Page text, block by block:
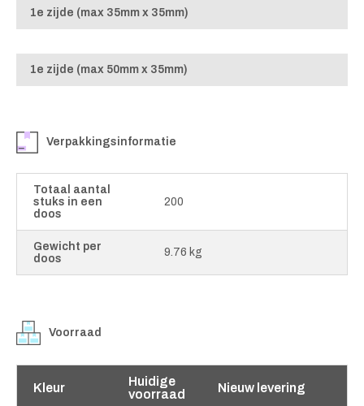
1e zijde (max 35mm x 35mm)
1e zijde (max 50mm x 35mm)
Verpakkingsinformatie
Totaal aantal
stuks in een
doos
200
Gewicht per
doos
9.76 kg
Voorraad
Kleur
Huidige
voorraad
Nieuw levering